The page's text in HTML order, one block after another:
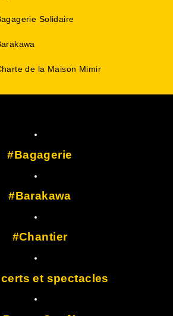
Solidaire
de la Maison Mimir
Bagagerie
Barakawa
Chantier
et spectacles